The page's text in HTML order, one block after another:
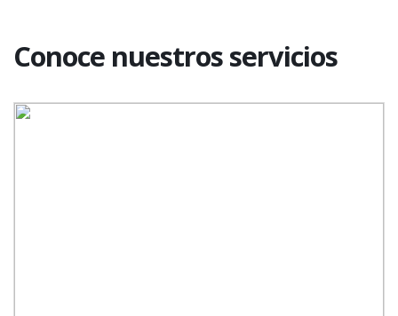
Conoce nuestros servicios